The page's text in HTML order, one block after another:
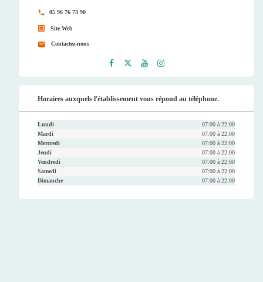
05 96 76 73 90
Site Web
Contactez-nous
ook
er
be
ram
Horaires auxquels l'établissement vous répond au téléphone.
Lundi
07:00 à 22:00
Mardi
07:00 à 22:00
Mercredi
07:00 à 22:00
Jeudi
07:00 à 22:00
Vendredi
07:00 à 22:00
Samedi
07:00 à 22:00
Dimanche
07:00 à 22:00